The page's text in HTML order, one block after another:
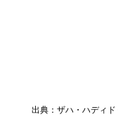
出典：ザハ・ハディ